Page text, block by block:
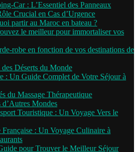
Car : L’Essentiel des Panneaux
Crucial en Cas d’Urgence
partir au Maroc en bateau ?
le meilleur pour immortaliser vos
robe en fonction de vos destinations de
Déserts du Monde
: Un Guide Complet de Votre Séjour à
du Massage Thérapeutique
d’Autres Mondes
Touristique : Un Voyage Vers le
: Un Voyage Culinaire à
pour Trouver le Meilleur Séjour